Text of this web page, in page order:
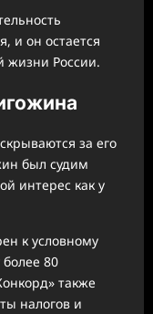
и он остается
жизни России.
за его
был судим
интерес как у
к условному
более 80
также
налогов и